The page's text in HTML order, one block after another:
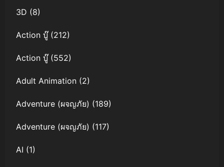
3D (8)
Action บู๊(212)
Action บู๊(552)
Adult Animation (2)
Adventure (ผจญภัย) (189)
Adventure (ผจญภัย) (117)
AI (1)